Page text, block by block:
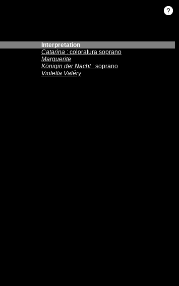
Interpretation
Catarina : coloratura soprano
Marguerite
Königin der Nacht : soprano
Violetta Valéry